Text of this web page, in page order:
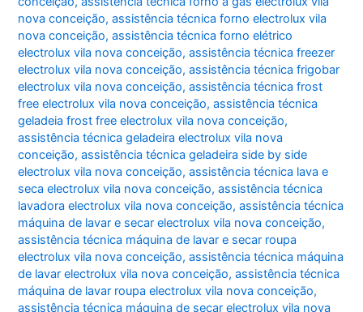
nova conceição,assistência técnica forno electrolux vila
nova conceição,assistência técnica forno elétrico
electrolux vila nova conceição,assistência técnica freezer
electrolux vila nova conceição,assistência técnica frigobar
electrolux vila nova conceição,assistência técnica frost
free electrolux vila nova conceição,assistência técnica
geladeia frost free electrolux vila nova conceição,
assistência técnica geladeira electrolux vila nova
conceição,assistência técnica geladeira side by side
electrolux vila nova conceição,assistência técnica lava e
seca electrolux vila nova conceição,assistência técnica
lavadora electrolux vila nova conceição,assistência técnica
máquina de lavar e secar electrolux vila nova conceição,
assistência técnica máquina de lavar e secar roupa
electrolux vila nova conceição,assistência técnica máquina
de lavar electrolux vila nova conceição,assistência técnica
máquina de lavar roupa electrolux vila nova conceição,
assistência técnica máquina de secar electrolux vila nova